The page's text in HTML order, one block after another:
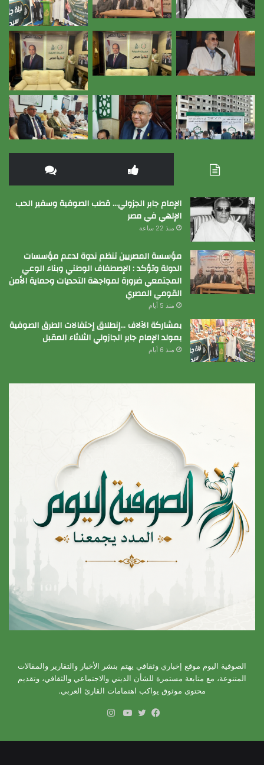
الإمام جابر الجزولي… قطب الصوفية وسفير الحب
الإلهي في مصر
منذ 22 ساعة
مؤسسة المصريين تنظم ندوة لدعم مؤسسات
الدولة وتؤكد : الإصطفاف الوطني وبناء الوعي
المجتمعي ضرورة لمواجهة التحديات وحماية الأمن
القومي المصري
منذ 5 أيام
بمشاركة الآلاف …إنطلاق إحتفالات الطرق الصوفية
بمولد الإمام جابر الجازولي الثلاثاء المقبل
منذ 6 أيام
الصوفية اليوم موقع إخباري وثقافي يهتم بنشر الأخبار والتقارير والمقالات
المتنوعة، مع متابعة مستمرة للشأن الديني والاجتماعي والثقافي، وتقديم
محتوى موثوق يواكب اهتمامات القارئ العربي.